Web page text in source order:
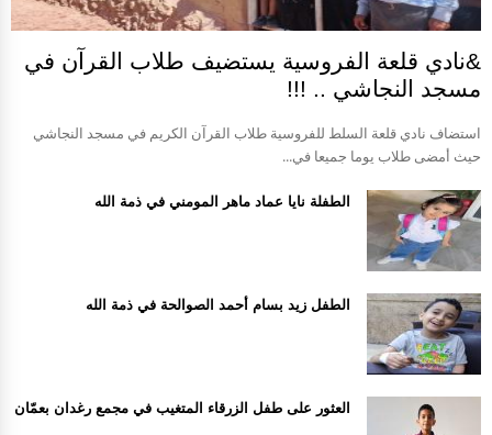
&نادي قلعة الفروسية يستضيف طلاب القرآن في
مسجد النجاشي .. !!!
استضاف نادي قلعة السلط للفروسية طلاب القرآن الكريم في مسجد النجاشي
حيث أمضى طلاب يوما جميعا في...
الطفلة نايا عماد ماهر المومني في ذمة الله
الطفل زيد بسام أحمد الصوالحة في ذمة الله
العثور على طفل الزرقاء المتغيب في مجمع رغدان بعمّان